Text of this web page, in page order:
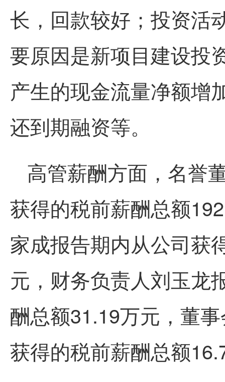
长，回款较好；投资活
要原因是新项目建设投
产生的现金流量净额增
还到期融资等。
高管薪酬方面，名誉
获得的税前薪酬总额
家成报告期内从公司获
元，财务负责人刘玉龙
酬总额31.19万元，董
获得的税前薪酬总额